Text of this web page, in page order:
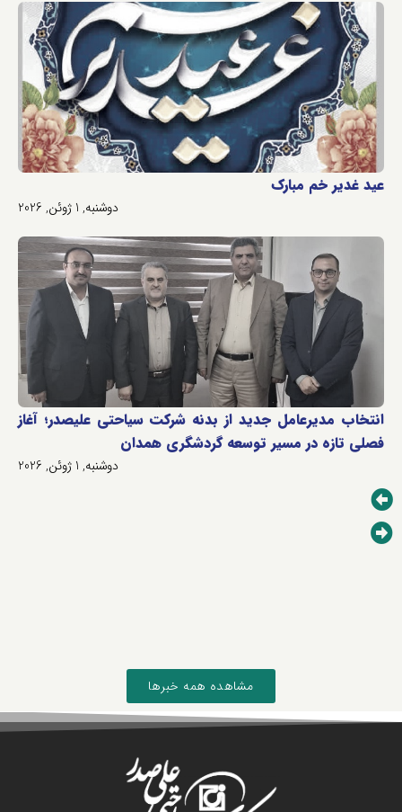
عید غدیر خم مبارک
دوشنبه, 1 ژوئن, 2026
انتخاب مدیرعامل جدید از بدنه شرکت سیاحتی علیصدر؛ آغاز
فصلی تازه در مسیر توسعه گردشگری همدان
دوشنبه, 1 ژوئن, 2026
مشاهده همه خبرها